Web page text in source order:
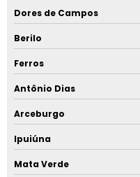
Dores de Campos
Berilo
Ferros
Antônio Dias
Arceburgo
Ipuiúna
Mata Verde